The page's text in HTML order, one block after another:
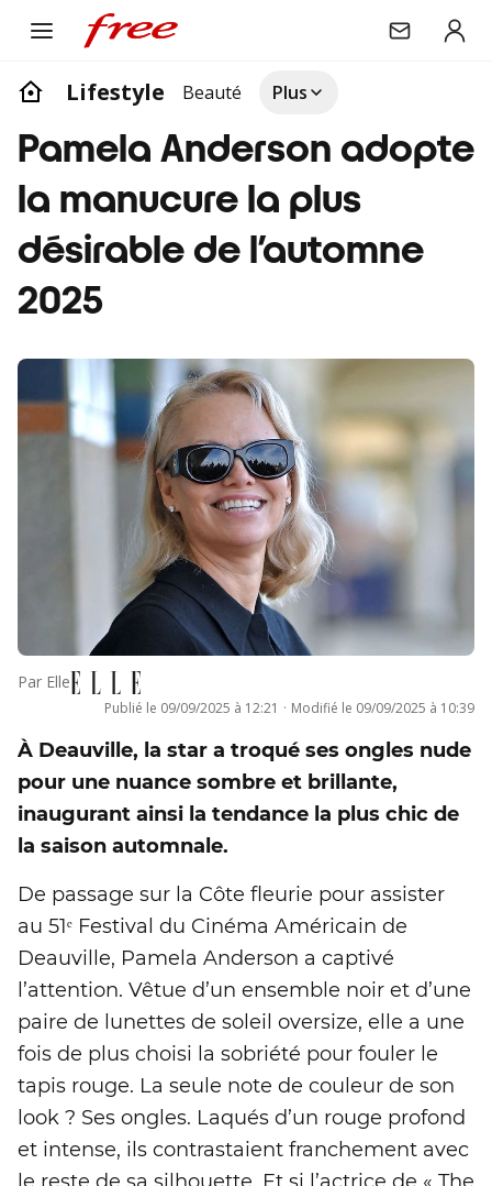
Lifestyle Beauté Plus
Pamela Anderson adopte
la manucure la plus
désirable de l’automne
2025
Par Elle
Publié le 09/09/2025 à 12:21 · Modifié le 09/09/2025 à 10:39
À Deauville, la star a troqué ses ongles nude
pour une nuance sombre et brillante,
inaugurant ainsi la tendance la plus chic de
la saison automnale.
De passage sur la Côte fleurie pour assister
au 51ᵉ Festival du Cinéma Américain de
Deauville, Pamela Anderson a captivé
l’attention. Vêtue d’un ensemble noir et d’une
paire de lunettes de soleil oversize, elle a une
fois de plus choisi la sobriété pour fouler le
tapis rouge. La seule note de couleur de son
look ? Ses ongles. Laqués d’un rouge profond
et intense, ils contrastaient franchement avec